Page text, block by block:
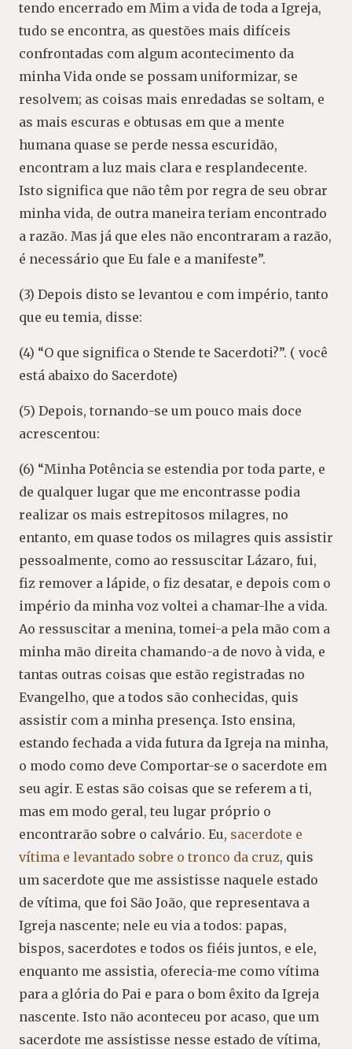
tendo encerrado em Mim a vida de toda a Igreja,
tudo se encontra, as questões mais difíceis
confrontadas com algum acontecimento da
minha Vida onde se possam uniformizar, se
resolvem; as coisas mais enredadas se soltam, e
as mais escuras e obtusas em que a mente
humana quase se perde nessa escuridão,
encontram a luz mais clara e resplandecente.
Isto significa que não têm por regra de seu obrar
minha vida, de outra maneira teriam encontrado
a razão. Mas já que eles não encontraram a razão,
é necessário que Eu fale e a manifeste”.
(3) Depois disto se levantou e com império, tanto
que eu temia, disse:
(4) “O que significa o Stende te Sacerdoti?”. ( você
está abaixo do Sacerdote)
(5) Depois, tornando-se um pouco mais doce
acrescentou:
(6) “Minha Potência se estendia por toda parte, e
de qualquer lugar que me encontrasse podia
realizar os mais estrepitosos milagres, no
entanto, em quase todos os milagres quis assistir
pessoalmente, como ao ressuscitar Lázaro, fui,
fiz remover a lápide, o fiz desatar, e depois com o
império da minha voz voltei a chamar-lhe a vida.
Ao ressuscitar a menina, tomei-a pela mão com a
minha mão direita chamando-a de novo à vida, e
tantas outras coisas que estão registradas no
Evangelho, que a todos são conhecidas, quis
assistir com a minha presença. Isto ensina,
estando fechada a vida futura da Igreja na minha,
o modo como deve Comportar-se o sacerdote em
seu agir. E estas são coisas que se referem a ti,
mas em modo geral, teu lugar próprio o
encontrarão sobre o calvário. Eu, sacerdote e
vítima e levantado sobre o tronco da cruz, quis
um sacerdote que me assistisse naquele estado
de vítima, que foi São João, que representava a
Igreja nascente; nele eu via a todos: papas,
bispos, sacerdotes e todos os fiéis juntos, e ele,
enquanto me assistia, oferecia-me como vítima
para a glória do Pai e para o bom êxito da Igreja
nascente. Isto não aconteceu por acaso, que um
sacerdote me assistisse nesse estado de vítima,